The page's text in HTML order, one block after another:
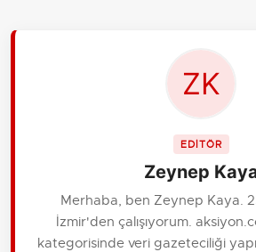
EDİTÖR
Zeynep
Merhaba, ben Zeynep Kaya.
İzmir'den çalışıyorum.
kategorisinde veri gazeteciliği